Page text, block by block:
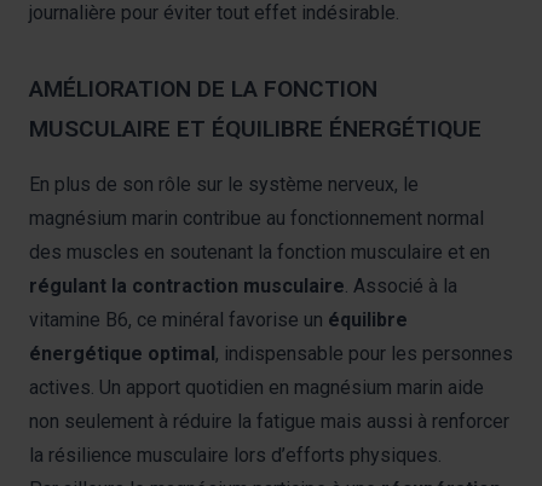
journalière pour éviter tout effet indésirable.
AMÉLIORATION DE LA FONCTION
MUSCULAIRE ET ÉQUILIBRE ÉNERGÉTIQUE
En plus de son rôle sur le système nerveux, le
magnésium marin contribue au fonctionnement normal
des muscles en soutenant la fonction musculaire et en
régulant la contraction musculaire. Associé à la
vitamine B6, ce minéral favorise un équilibre
énergétique optimal, indispensable pour les personnes
actives. Un apport quotidien en magnésium marin aide
non seulement à réduire la fatigue mais aussi à renforcer
la résilience musculaire lors d’efforts physiques.